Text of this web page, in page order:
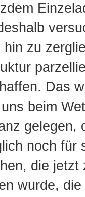
zu
Das
beim
gelegen,
noch für
die jetzt
wurde,